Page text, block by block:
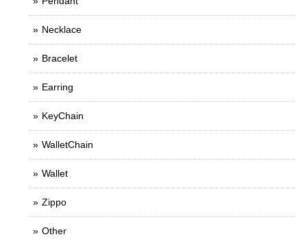
Necklace
Bracelet
Earring
KeyChain
WalletChain
Wallet
Zippo
Other